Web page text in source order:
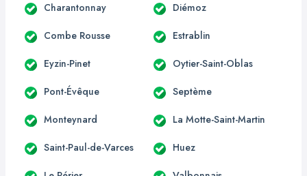
Charantonnay Diémoz
Combe Rousse Estrablin
Eyzin-Pinet Oytier-Saint-Oblas
Pont-Évêque Septème
Monteynard La Motte-Saint-Martin
Saint-Paul-de-Varces Huez